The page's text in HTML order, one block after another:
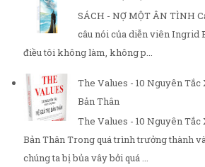
SÁCH - NỢ MỘT ÂN TÌNH
câu nói của diễn viên Ingrid
điều tôi không làm, không p...
The Values - 10 Nguyên
Bản Thân
The Values - 10 Nguyên
Bản Thân Trong quá trình trưởng thành
chúng ta bị bủa vây bởi quá ...